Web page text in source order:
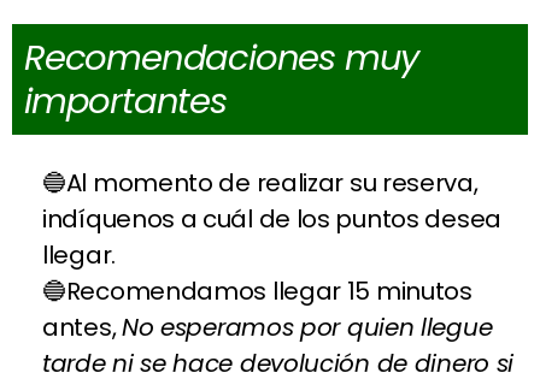
Recomendaciones muy
importantes
Al momento de realizar su reserva,
indíquenos a cuál de los puntos desea
llegar.
Recomendamos llegar 15 minutos
antes,No esperamos por quien llegue
tarde ni se hace devolución de dinero si